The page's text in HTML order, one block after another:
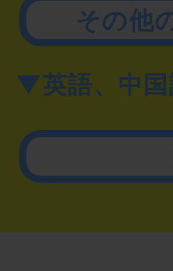
その他
▼英語、中国